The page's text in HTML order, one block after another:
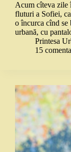
Acum cîteva zile
fluturi a Sofiei,
o încurca cînd se
urbană, cu
Printesa
15